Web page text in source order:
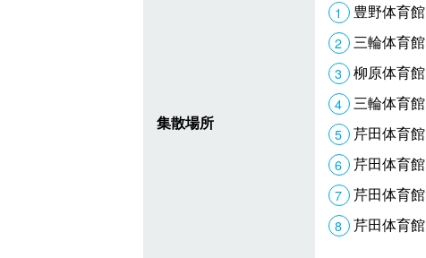
集散場所
豊野体育館
三輪体育館
柳原体育館
三輪体育館
芹田体育館
芹田体育館
芹田体育館
芹田体育館